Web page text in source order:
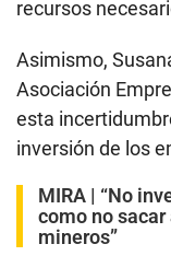
recursos
Asimismo,
Asociación
esta
inversión de los
MIRA | “No
como no
mineros”